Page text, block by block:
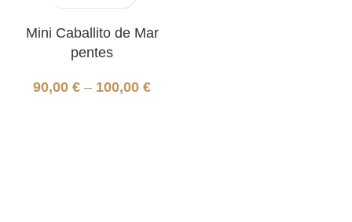
Mini Caballito de Mar
pentes
90,00 € – 100,00 €